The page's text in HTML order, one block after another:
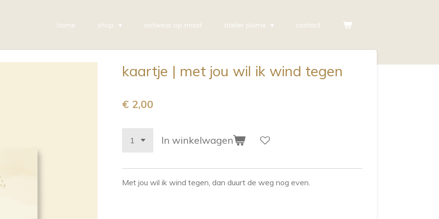
home shop ontwerp op maat atelier plume contact
kaartje | met jou wil ik wind tegen
€ 2,00
In winkelwagen
Met jou wil ik wind tegen, dan duurt de weg nog even.